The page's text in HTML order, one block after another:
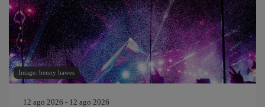
Image: benny hawes
12 ago 2026 - 12 ago 2026